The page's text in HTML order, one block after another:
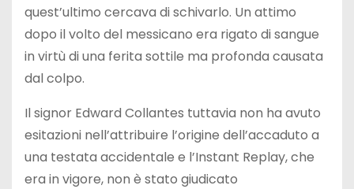
quest’ultimo cercava di schivarlo. Un attimo
dopo il volto del messicano era rigato di sangue
in virtù di una ferita sottile ma profonda causata
dal colpo.
Il signor Edward Collantes tuttavia non ha avuto
esitazioni nell’attribuire l’origine dell’accaduto a
una testata accidentale e l’Instant Replay, che
era in vigore, non è stato giudicato